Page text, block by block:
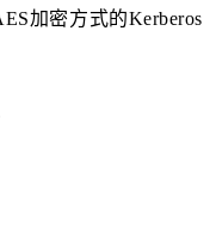
加密方式的Kerberos